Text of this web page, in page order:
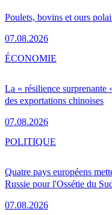
Poulets, bovins et ours
07.08.2026
La « résilience surprenante
des exportations chinoises
07.08.2026
ÉCONOMIE
Quatre pays européens
Russie pour l'Ossétie du
07.08.2026
POLITIQUE